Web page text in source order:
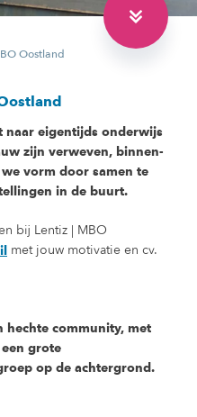
Oostland
naar eigentijds onderwijs
zijn verweven, binnen-
vorm door samen te
in de buurt.
bij Lentiz | MBO
met jouw motivatie en cv.
hechte community, met
grote
op de achtergrond.